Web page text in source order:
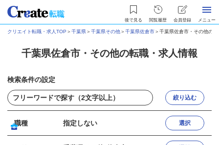
後で見る 閲覧履歴 会員登録 メニュー
クリエイト転職・求人TOP ＞千葉県＞千葉県その他＞千葉県佐倉市＞千葉県佐倉市・その他の
千葉県佐倉市・その他の転職・求人情報
検索条件の設定
絞り込む
職種 指定しない 選択